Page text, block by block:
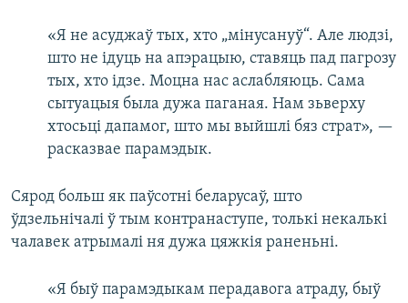
«Я не асуджаў тых, хто „мінусануў“. Але людзі,
што не ідуць на апэрацыю, ставяць пад пагрозу
тых, хто ідзе. Моцна нас аслабляюць. Сама
сытуацыя была дужа паганая. Нам зьверху
хтосьці дапамог, што мы выйшлі бяз страт», —
расказвае парамэдык.
Сярод больш як паўсотні беларусаў, што
ўдзельнічалі ў тым контранаступе, толькі некалькі
чалавек атрымалі ня дужа цяжкія раненьні.
«Я быў парамэдыкам перадавога атраду, быў